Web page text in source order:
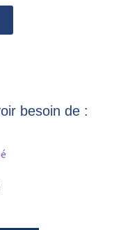
besoin de :